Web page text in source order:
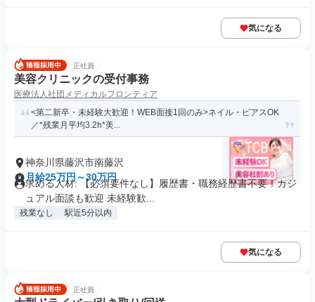
気になる
正社員
美容クリニックの受付事務
医療法人社団メディカルフロンティア
<第二新卒・未経験大歓迎！WEB面接1回のみ>ネイル・ピアスOK
／*残業月平均3.2h*美...
神奈川県藤沢市南藤沢
月給25万円～30万円
求める人材: 【必須要件なし】履歴書・職務経歴書不要！カジ
ュアル面談も歓迎 未経験歓...
残業なし 駅近5分以内
気になる
正社員